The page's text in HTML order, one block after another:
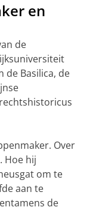
en
de
de Basilica, de
Over
Hoe hij
om te
aan te
de